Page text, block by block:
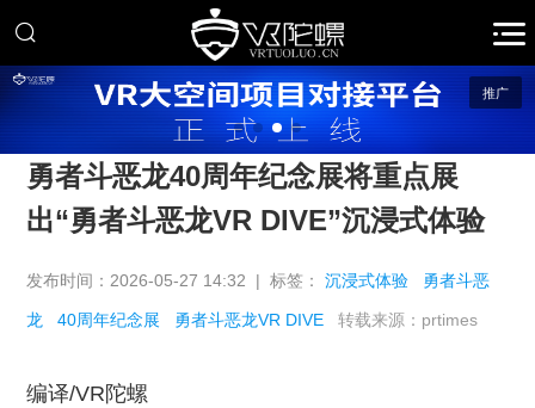
推广
勇者斗恶龙40周年纪念展将重点展
出“勇者斗恶龙VR DIVE”沉浸式体验
发布时间：2026-05-27 14:32 | 标签：沉浸式体验 勇者斗恶
龙 40周年纪念展 勇者斗恶龙VR DIVE 转载来源：prtimes
编译/VR陀螺